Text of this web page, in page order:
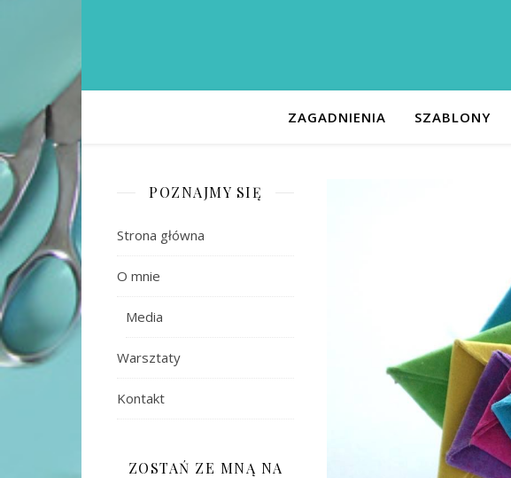
ZAGADNIENIA SZABLONY
POZNAJMY SIĘ
Strona główna
O mnie
Media
Warsztaty
Kontakt
ZOSTAŃ ZE MNĄ NA